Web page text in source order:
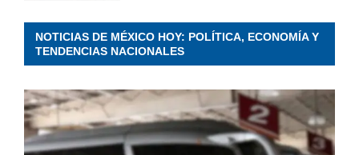
NOTICIAS DE MÉXICO HOY: POLÍTICA, ECONOMÍA Y
TENDENCIAS NACIONALES